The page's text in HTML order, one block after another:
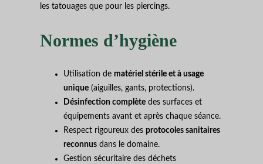
les tatouages que pour les piercings.
Normes d’hygiène
Utilisation de matériel stérile et à usage
unique (aiguilles, gants, protections).
Désinfection complète des surfaces et
équipements avant et après chaque séance.
Respect rigoureux des protocoles sanitaires
reconnus dans le domaine.
Gestion sécuritaire des déchets